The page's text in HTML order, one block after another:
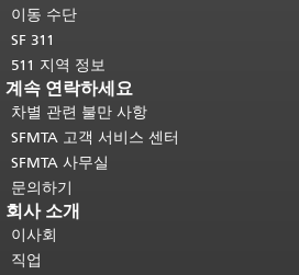
이동 수단
SF 311
511 지역 정보
계속 연락하세요
차별 관련 불만 사항
SFMTA 고객 서비스 센터
SFMTA 사무실
문의하기
회사 소개
이사회
직업